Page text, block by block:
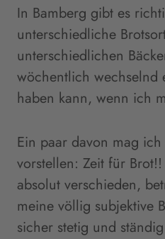
In Bamberg gibt es
unterschiedliche
unterschiedlichen
wöchentlich wechselnd
haben kann, wenn ich
Ein paar davon mag
vorstellen: Zeit für
absolut verschieden,
meine völlig subjektive
sicher stetig und